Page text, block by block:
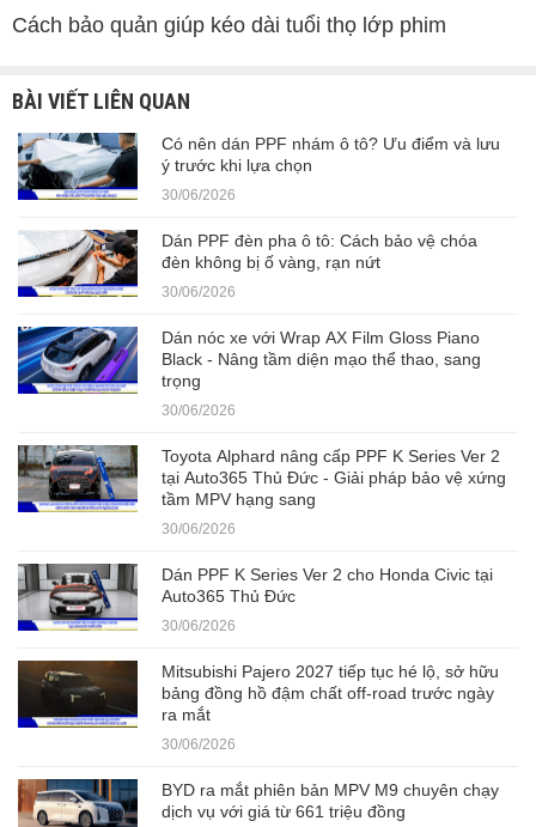
Cách bảo quản giúp kéo dài tuổi thọ lớp phim
BÀI VIẾT LIÊN QUAN
Có nên dán PPF nhám ô tô? Ưu điểm và lưu
ý trước khi lựa chọn
30/06/2026
Dán PPF đèn pha ô tô: Cách bảo vệ chóa
đèn không bị ố vàng, rạn nứt
30/06/2026
Dán nóc xe với Wrap AX Film Gloss Piano
Black - Nâng tầm diện mạo thể thao, sang
trọng
30/06/2026
Toyota Alphard nâng cấp PPF K Series Ver 2
tại Auto365 Thủ Đức - Giải pháp bảo vệ xứng
tầm MPV hạng sang
30/06/2026
Dán PPF K Series Ver 2 cho Honda Civic tại
Auto365 Thủ Đức
30/06/2026
Mitsubishi Pajero 2027 tiếp tục hé lộ, sở hữu
bảng đồng hồ đậm chất off-road trước ngày
ra mắt
30/06/2026
BYD ra mắt phiên bản MPV M9 chuyên chạy
dịch vụ với giá từ 661 triệu đồng